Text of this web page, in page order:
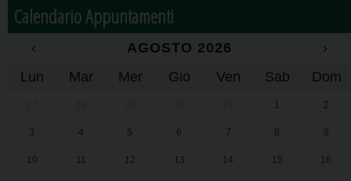
Calendario Appuntamenti
‹ AGOSTO 2026
›
Lun
Mar Mer Gio Ven Sab Dom
1 2
3 4 5 6 7 8 9
10 11 12 13 14 15 16